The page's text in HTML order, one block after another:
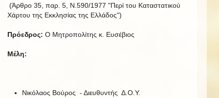
(Άρθρο 35, παρ. 5, Ν.590/1977 "Περί του Καταστατικού
Χάρτου της Εκκλησίας της Ελλάδος")
Πρόεδρος: Ο Μητροπολίτης κ. Ευσέβιος
Μέλη:
Νικόλαος Βούρος - Διευθυντής Δ.Ο.Υ.